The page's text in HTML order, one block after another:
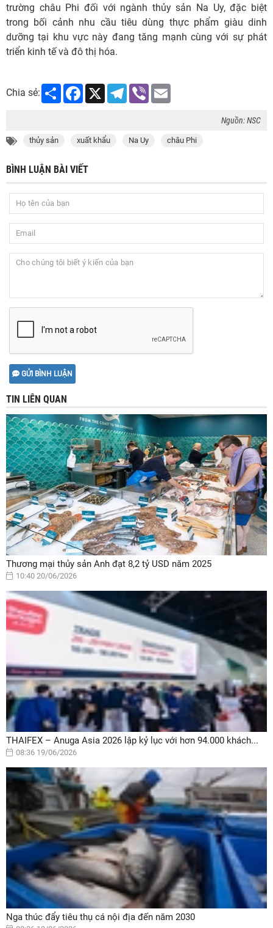
trường châu Phi đối với ngành thủy sản Na Uy, đặc biệt
trong bối cảnh nhu cầu tiêu dùng thực phẩm giàu dinh
dưỡng tại khu vực này đang tăng mạnh cùng với sự phát
triển kinh tế và đô thị hóa.
Chia sẻ: Share Facebook
X Telegram
Viber
Nguồn: NSC
thủy sản xuất khẩu Na Uy châu Phi
BÌNH LUẬN BÀI VIẾT
GỬI BÌNH LUẬN
TIN LIÊN QUAN
Thương mại thủy sản Anh đạt 8,2 tỷ USD năm 2025
10:40 20/06/2026
THAIFEX – Anuga Asia 2026 lập kỷ lục với hơn 94.000 khách...
08:36 19/06/2026
Nga thúc đẩy tiêu thụ cá nội địa đến năm 2030